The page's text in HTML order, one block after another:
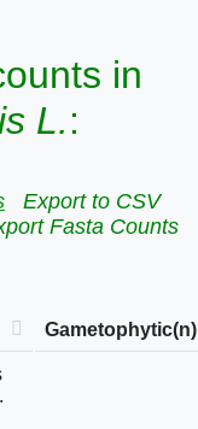
in
L.:
Export to CSV
Fasta Counts
Gametophytic(n)